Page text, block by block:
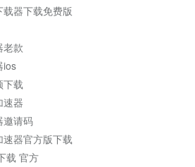
器下载免费版
老款
ios
下载
速器
邀请码
器官方版下载
载 官方